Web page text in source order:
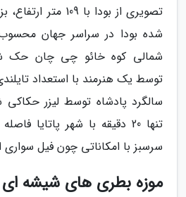
تصویری از بودا با
شده بودا در سراسر جهان
شمالی کوه خائو چی چان حک
توسط یک هنرمند با استعداد
سالگرد پادشاه توسط لیزر
تنها 20 دقیقه با شهر پاتایا
سرسبز با امکاناتی چون فیل
موزه بطری های شیشه ای